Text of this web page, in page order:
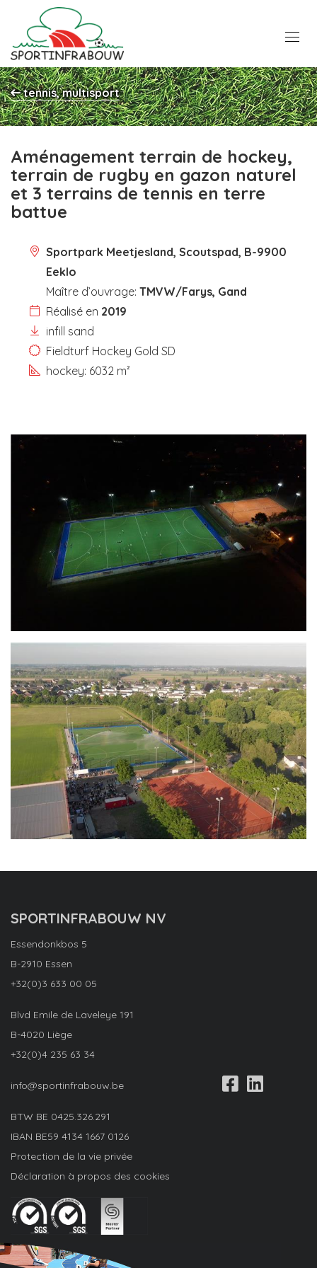
tennis, multisport
Aménagement terrain de hockey,
terrain de rugby en gazon naturel
et 3 terrains de tennis en terre
battue
Sportpark Meetjesland, Scoutspad, B-9900
Eeklo
Maître d’ouvrage: TMVW/Farys, Gand
Réalisé en 2019
infill sand
Fieldturf Hockey Gold SD
hockey: 6032 m²
SPORTINFRABOUW NV
Essendonkbos 5
B-2910 Essen
+32(0)3 633 00 05
Blvd Emile de Laveleye 191
B-4020 Liège
+32(0)4 235 63 34
info@sportinfrabouw.be
BTW BE 0425.326.291
IBAN BE59 4134 1667 0126
Protection de la vie privée
Déclaration à propos des cookies